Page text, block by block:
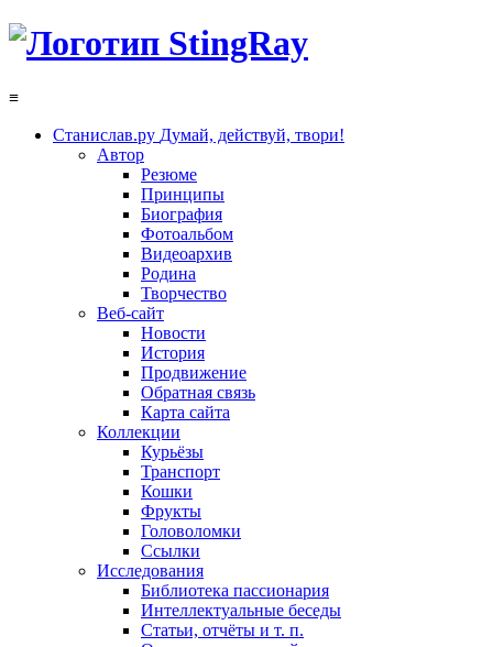
≡
Станислав.ру Думай, действуй, твори!
Автор
Резюме
Принципы
Биография
Фотоальбом
Видеоархив
Родина
Творчество
Веб-сайт
Новости
История
Продвижение
Обратная связь
Карта сайта
Коллекции
Курьёзы
Транспорт
Кошки
Фрукты
Головоломки
Ссылки
Исследования
Библиотека пассионария
Интеллектуальные беседы
Статьи, отчёты и т. п.